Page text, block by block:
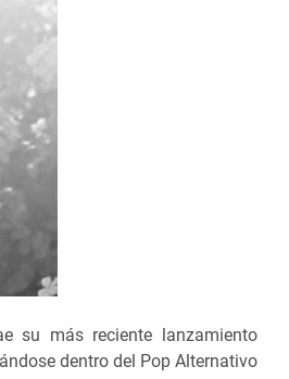
su más reciente lanzamiento
dentro del Pop Alternativo